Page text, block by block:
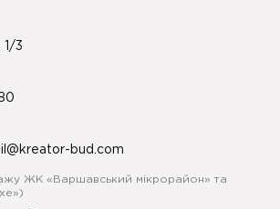
1/3
bud.com
ЖК «Варшавський мікрорайон» та